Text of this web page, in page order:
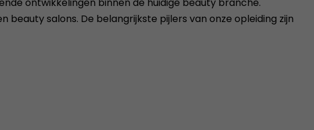
salons. De belangrijkste pijlers van onze opleiding zijn